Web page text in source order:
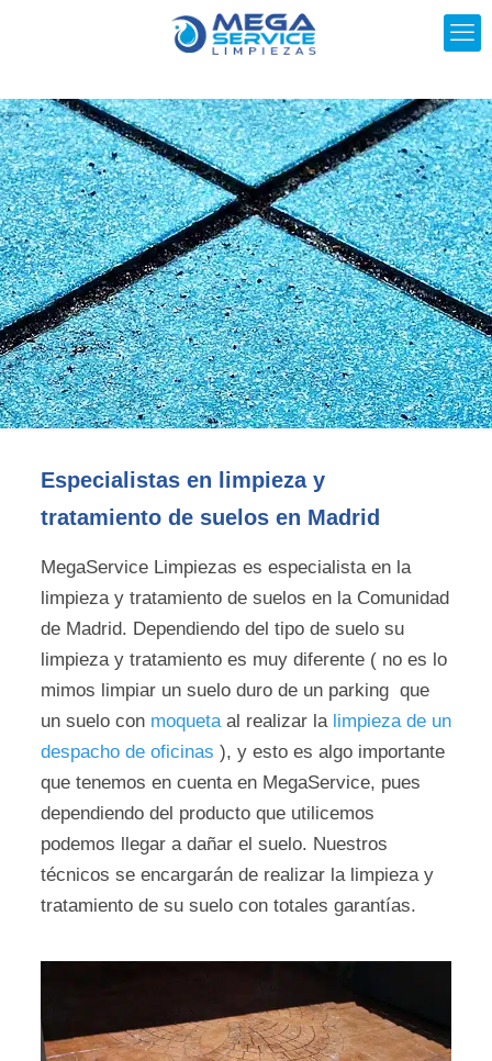
Especialistas en limpieza y
tratamiento de suelos en Madrid
MegaService Limpiezas es especialista en la
limpieza y tratamiento de suelos en la Comunidad
de Madrid. Dependiendo del tipo de suelo su
limpieza y tratamiento es muy diferente ( no es lo
mimos limpiar un suelo duro de un parking que
un suelo con moquetaal realizar lalimpieza de un
despacho de oficinas ), y esto es algo importante
que tenemos en cuenta en MegaService, pues
dependiendo del producto que utilicemos
podemos llegar a dañar el suelo. Nuestros
técnicos se encargarán de realizar la limpieza y
tratamiento de su suelo con totales garantías.